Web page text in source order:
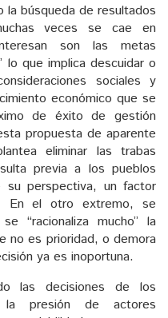
la búsqueda de resultados
veces se cae en
son las metas
lo que implica descuidar o
sociales y
económico que se
de éxito de gestión
propuesta de aparente
eliminar las trabas
previa a los pueblos
su perspectiva, un factor
En el otro extremo, se
“racionaliza mucho” la
no es prioridad, o demora
ya es inoportuna.
las decisiones de los
presión de actores